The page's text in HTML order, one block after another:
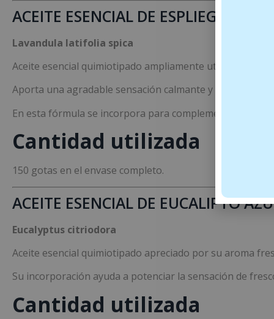
ACEITE ESENCIAL DE ESPLIEGO
Lavandula latifolia spica
Aceite esencial quimiotipado ampliamente utilizado en
Aporta una agradable sensación calmante y de bienestar
En esta fórmula se incorpora para complementar la
Cantidad utilizada
150 gotas en el envase completo.
ACEITE ESENCIAL DE EUCALIPTO
Eucalyptus citriodora
Aceite esencial quimiotipado apreciado por su aroma
Su incorporación ayuda a potenciar la sensación de
Cantidad utilizada